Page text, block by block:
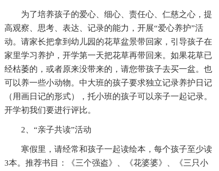
为了培养孩子的爱心、细心、责任心、仁慈之心，提
高观察、思考、表达、记录的能力，开展“爱心养护”活
动。请家长把拿到幼儿园的花草盆景带回家，引导孩子在
家里学习养护，开学第一天把花草再带回来。如果花草已
经枯萎的，或者原来没带来的，请您带孩子去买一盆。也
可以养一些小动物。中大班的孩子要求独立记录养护日记
（用画日记的形式），托小班的孩子可以亲子一起记录。
开学初我们要进行评比。
2、“亲子共读”活动
寒假里，请经常和孩子一起读绘本，每个孩子至少读
3本。推荐书目：《三个强盗》、《花婆婆》、《三只小